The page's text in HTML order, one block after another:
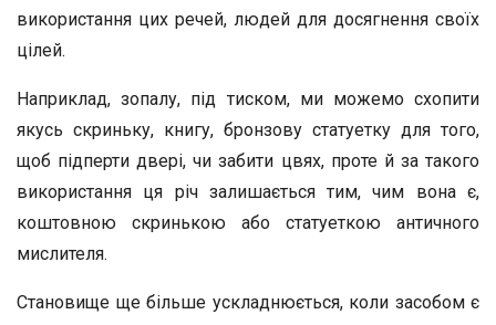
використання цих речей, людей для досягнення своїх
цілей.
Наприклад, зопалу, під тиском, ми можемо схопити
якусь скриньку, книгу, бронзову статуетку для того,
щоб підперти двері, чи забити цвях, проте й за такого
використання ця річ залишається тим, чим вона є,
коштовною скринькою або статуеткою античного
мислителя.
Становище ще більше ускладнюється, коли засобом є